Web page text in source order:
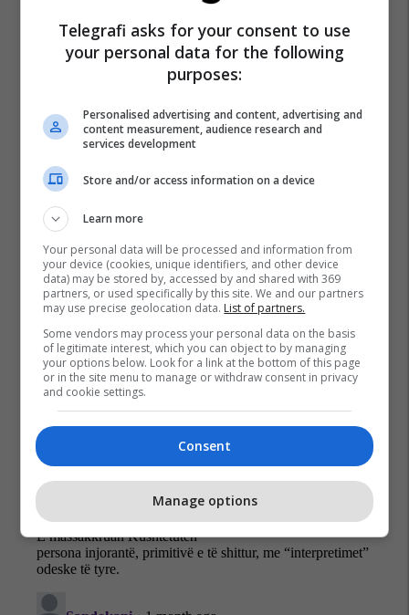
Telegrafi asks for your consent to use
your personal data for the following
purposes:
Personalised advertising and content, advertising and
content measurement, audience research and
services development
Store and/or access information on a device
Learn more
Your personal data will be processed and information from
your device (cookies, unique identifiers, and other device
data) may be stored by, accessed by and shared with 369
partners, or used specifically by this site. We and our partners
may use precise geolocation data. List of partners.
Some vendors may process your personal data on the basis
of legitimate interest, which you can object to by managing
your options below. Look for a link at the bottom of this page
or in the site menu to manage or withdraw consent in privacy
and cookie settings.
Consent
Manage options